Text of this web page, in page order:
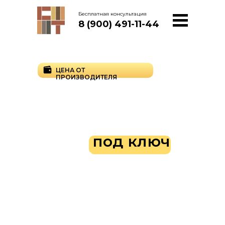
Бесплатная консультация
8 (900) 491-11-44
видовпод ключ
в Тамбове от
ЦЕНА ОТ
ПРОИЗВОДИТЕЛЯ